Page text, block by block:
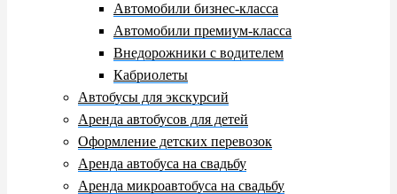
Автомобили бизнес-класса
Автомобили премиум-класса
Внедорожники с водителем
Кабриолеты
Автобусы для экскурсий
Аренда автобусов для детей
Оформление детских перевозок
Аренда автобуса на свадьбу
Аренда микроавтобуса на свадьбу